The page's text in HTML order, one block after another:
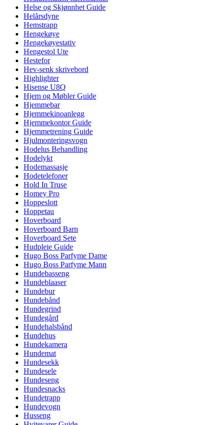
Helse og Skjønnhet Guide
Helårsdyne
Hemstrapp
Hengekøye
Hengekøyestativ
Hengestol Ute
Hestefor
Hev-senk skrivebord
Highlighter
Hisense U8Q
Hjem og Møbler Guide
Hjemmebar
Hjemmekinoanlegg
Hjemmekontor Guide
Hjemmetrening Guide
Hjulmonteringsvogn
Hodelus Behandling
Hodelykt
Hodemassasje
Hodetelefoner
Hold In Truse
Homey Pro
Hoppeslott
Hoppetau
Hoverboard
Hoverboard Barn
Hoverboard Sete
Hudpleie Guide
Hugo Boss Parfyme Dame
Hugo Boss Parfyme Mann
Hundebasseng
Hundeblaaser
Hundebur
Hundebånd
Hundegrind
Hundegård
Hundehalsbånd
Hundehus
Hundekamera
Hundemat
Hundesekk
Hundesele
Hundeseng
Hundesnacks
Hundetrapp
Hundevogn
Husseng